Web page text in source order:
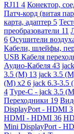
RJ11 4 Конектор,
Патч-корд (витая
карта, адаптер 5
преобразователи 11
6 Осушители
Кабели, шлейфы,
USB Кабеля
Аудио-Кабеля 43
3.5 (M) 13 jack 3.5
(M) x2 6 jack 6.3-3.5
4 Type-C - jack 3.5
Переходники 19
DisplayPort - HDMI 3
HDMI - HDMI 36
Mini DisplayPort -